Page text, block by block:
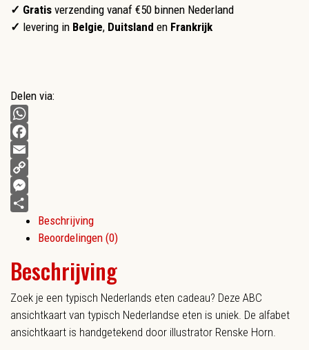
✓ Gratis verzending vanaf €50 binnen Nederland
✓ levering in Belgie, Duitsland en Frankrijk
Delen via:
WhatsApp
Facebook
Email
Copy
Link
Messenger
Delen
Beschrijving
Beoordelingen (0)
Beschrijving
Zoek je een typisch Nederlands eten cadeau? Deze ABC
ansichtkaart van typisch Nederlandse eten is uniek. De alfabet
ansichtkaart is handgetekend door illustrator Renske Horn.